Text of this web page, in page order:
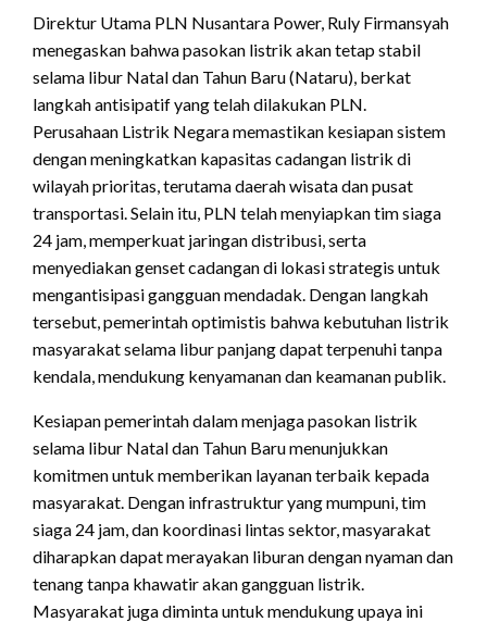
Direktur Utama PLN Nusantara Power, Ruly Firmansyah
menegaskan bahwa pasokan listrik akan tetap stabil
selama libur Natal dan Tahun Baru (Nataru), berkat
langkah antisipatif yang telah dilakukan PLN.
Perusahaan Listrik Negara memastikan kesiapan sistem
dengan meningkatkan kapasitas cadangan listrik di
wilayah prioritas, terutama daerah wisata dan pusat
transportasi. Selain itu, PLN telah menyiapkan tim siaga
24 jam, memperkuat jaringan distribusi, serta
menyediakan genset cadangan di lokasi strategis untuk
mengantisipasi gangguan mendadak. Dengan langkah
tersebut, pemerintah optimistis bahwa kebutuhan listrik
masyarakat selama libur panjang dapat terpenuhi tanpa
kendala, mendukung kenyamanan dan keamanan publik.
Kesiapan pemerintah dalam menjaga pasokan listrik
selama libur Natal dan Tahun Baru menunjukkan
komitmen untuk memberikan layanan terbaik kepada
masyarakat. Dengan infrastruktur yang mumpuni, tim
siaga 24 jam, dan koordinasi lintas sektor, masyarakat
diharapkan dapat merayakan liburan dengan nyaman dan
tenang tanpa khawatir akan gangguan listrik.
Masyarakat juga diminta untuk mendukung upaya ini